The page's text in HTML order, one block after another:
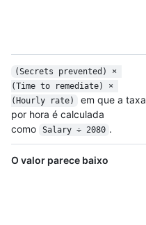
(Secrets prevented) ×
(Time to remediate) ×
(Hourly rate)
em que a taxa
por hora é calculada
como
Salary ÷ 2080 .
O valor parece baixo